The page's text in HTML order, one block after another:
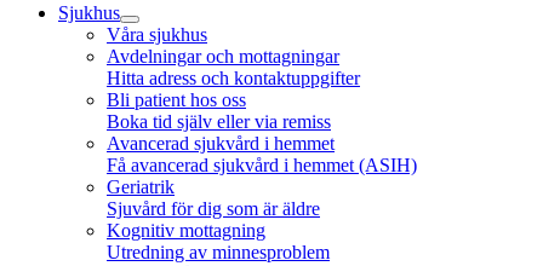
Sjukhus
Våra sjukhus
Avdelningar och mottagningar
Hitta adress och kontaktuppgifter
Bli patient hos oss
Boka tid själv eller via remiss
Avancerad sjukvård i hemmet
Få avancerad sjukvård i hemmet (ASIH)
Geriatrik
Sjuvård för dig som är äldre
Kognitiv mottagning
Utredning av minnesproblem